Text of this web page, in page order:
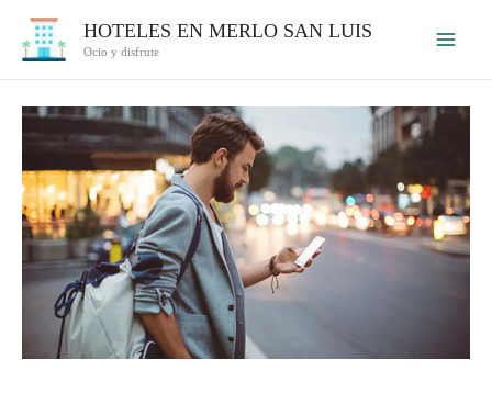
HOTELES EN MERLO SAN LUIS
Ocio y disfrute